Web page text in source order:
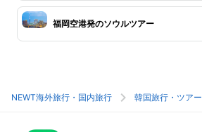
福岡空港発のソウルツアー
NEWT海外旅行・国内旅行 韓国旅行・ツアー